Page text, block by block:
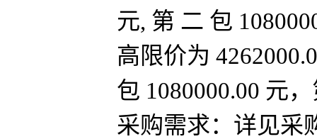
元, 第 二 包
高限价为
包 1080000.00 元
采购需求： 详见采